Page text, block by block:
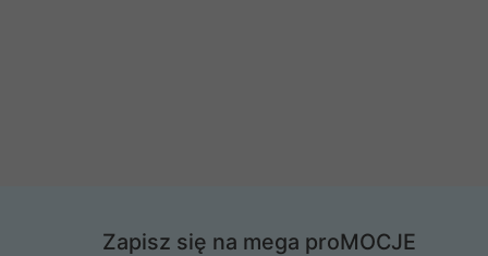
Zapisz się na mega proMOCJE